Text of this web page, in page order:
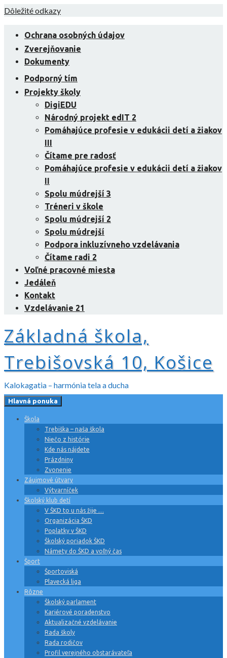
Skip
content
Dôležité odkazy
Ochrana osobných údajov
Zverejňovanie
Dokumenty
Podporný tím
Projekty školy
DigiEDU
Národný projekt edIT 2
Pomáhajúce profesie v edukácii detí a žiakov
III
Čítame pre radosť
Pomáhajúce profesie v edukácii detí a žiakov
II
Spolu múdrejší 3
Tréneri v škole
Spolu múdrejší 2
Spolu múdrejší
Podpora inkluzívneho vzdelávania
Čítame radi 2
Voľné pracovné miesta
Jedáleň
Kontakt
Vzdelávanie 21
Základná škola,
Trebišovská 10, Košice
Kalokagatia – harmónia tela a ducha
Hlavná ponuka
Škola
Trebiška – naša škola
Niečo z histórie
Kde nás nájdete
Prázdniny
Zvonenie
Záujmové útvary
Výtvarníček
Školský klub detí
V ŠKD to u nás žije …
Organizácia ŠKD
Poplatky v ŠKD
Školský poriadok ŠKD
Námety do ŠKD a voľný čas
Šport
Športoviská
Plavecká liga
Rôzne
Školský parlament
Kariérové poradenstvo
Aktualizačné vzdelávanie
Rada školy
Rada rodičov
Profil verejného obstarávateľa